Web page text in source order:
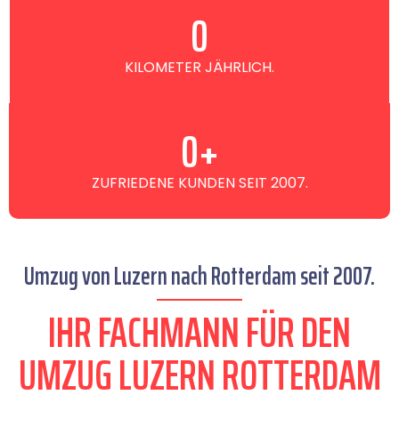
KILOMETER JÄHRLICH.
0
ZUFRIEDENE KUNDEN SEIT 2007.
0+
Umzug von Luzern nach Rotterdam seit 2007.
IHR FACHMANN FÜR DEN
UMZUG LUZERN ROTTERDAM